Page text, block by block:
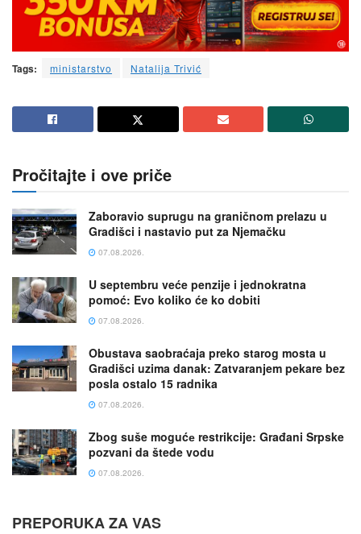
Tags: ministarstvo Natalija Trivić
Pročitajte i ove priče
Zaboravio suprugu na graničnom prelazu u
Gradišci i nastavio put za Njemačku
07.08.2026.
U septembru veće penzije i jednokratna
pomoć: Evo koliko će ko dobiti
07.08.2026.
Obustava saobraćaja preko starog mosta u
Gradišci uzima danak: Zatvaranjem pekare bez
posla ostalo 15 radnika
07.08.2026.
Zbog suše mogućе restrikcije: Građani Srpske
pozvani da štede vodu
07.08.2026.
PREPORUKA ZA VAS